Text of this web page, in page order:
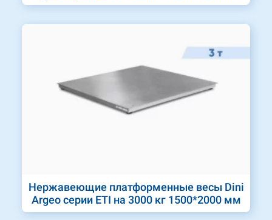
Нержавеющие платформенные весы Dini
Argeo серии ETI на 3000 кг 1500*2000 мм